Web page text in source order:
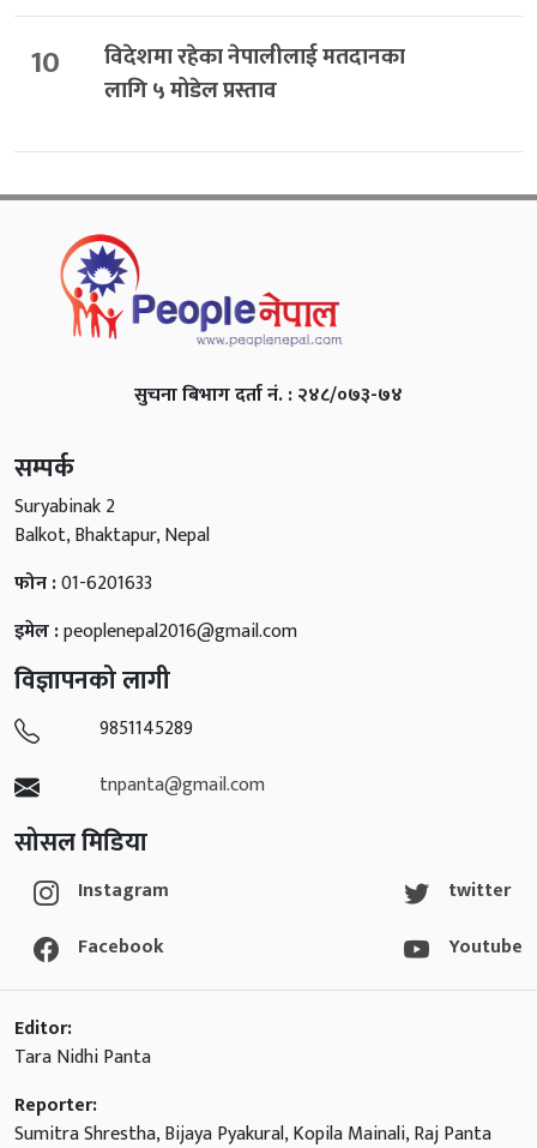
10
विदेशमा रहेका नेपालीलाई मतदानका
लागि ५ मोडेल प्रस्ताव
सुचना बिभाग दर्ता नं. : २४८/०७३-७४
सम्पर्क
Suryabinak 2
Balkot, Bhaktapur, Nepal
फोन :01-6201633
इमेल :peoplenepal2016@gmail.com
विज्ञापनको लागी
9851145289
tnpanta@gmail.com
सोसल मिडिया
Instagram
Facebook
twitter
Youtube
Editor:
Tara Nidhi Panta
Reporter:
Sumitra Shrestha, Bijaya Pyakural, Kopila Mainali, Raj Panta